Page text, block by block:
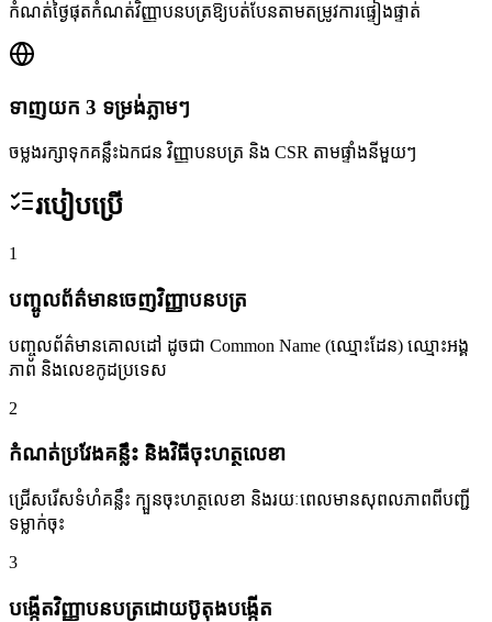
កំណត់ថ្ងៃផុតកំណត់វិញ្ញាបនបត្រឱ្យបត់បែនតាមតម្រូវការផ្ទៀងផ្ទាត់
ទាញយក 3 ទម្រង់ភ្លាមៗ
ចម្លងរក្សាទុកគន្លឹះឯកជន វិញ្ញាបនបត្រ និង CSR តាមផ្ទាំងនីមួយៗ
របៀបប្រើ
1
បញ្ចូលព័ត៌មានចេញវិញ្ញាបនបត្រ
បញ្ចូលព័ត៌មានគោលដៅ ដូចជា Common Name (ឈ្មោះដែន) ឈ្មោះអង្គ
ភាព និងលេខកូដប្រទេស
2
កំណត់ប្រវែងគន្លឹះ និងវិធីចុះហត្ថលេខា
ជ្រើសរើសទំហំគន្លឹះ ក្បួនចុះហត្ថលេខា និងរយៈពេលមានសុពលភាពពីបញ្ជី
ទម្លាក់ចុះ
3
បង្កើតវិញ្ញាបនបត្រដោយប៊ូតុងបង្កើត